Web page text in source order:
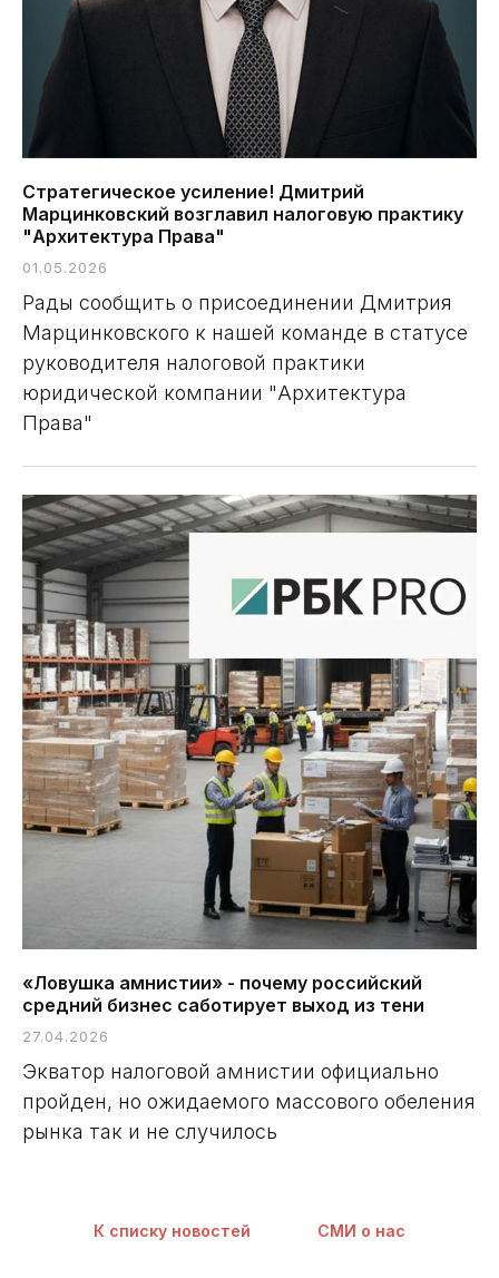
Стратегическое усиление! Дмитрий
Марцинковский возглавил налоговую практику
"Архитектура Права"
01.05.2026
Рады сообщить о присоединении Дмитрия
Марцинковского к нашей команде в статусе
руководителя налоговой практики
юридической компании "Архитектура
Права"
«Ловушка амнистии» - почему российский
средний бизнес саботирует выход из тени
27.04.2026
Экватор налоговой амнистии официально
пройден, но ожидаемого массового обеления
рынка так и не случилось
СМИ о нас
К списку новостей